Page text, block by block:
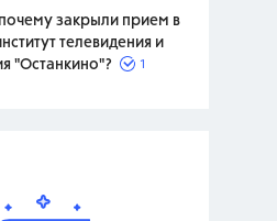
закрыли прием в
телевидения и
"Останкино"?
1